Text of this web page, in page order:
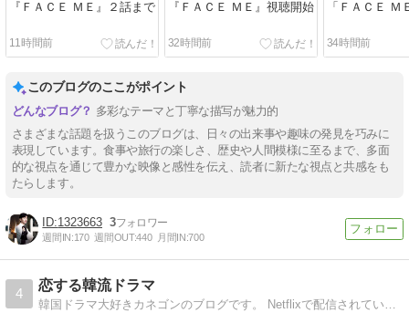
『ＦＡＣＥ ＭＥ』２話まで
11時間前
『ＦＡＣＥ ＭＥ』視聴開始
32時間前
「ＦＡＣＥ Ｍ
34時間前
このブログのここがポイント
多彩なテーマと丁寧な描写が魅力的
さまざまな話題を扱うこのブログは、日々の出来事や趣味の発見を巧みに
表現しています。食事や旅行の楽しさ、歴史や人間模様に至るまで、多面
的な視点を通じて豊かな映像と感性を伝え、読者に新たな視点と共感をも
たらします。
1323663 3
週間IN:170 週間OUT:440 月間IN:700
4
恋する韓流ドラマ
韓国ドラマ大好きカネゴンのブログです。 Netflixで配信されているドラマや映画を中心にあらすじやキャスト紹介を配信しています。 他にも、気になる韓国のエンタメ情報なんかもチョイチョイ書いています。